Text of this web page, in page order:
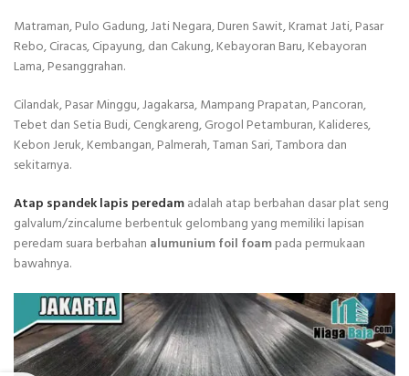
Matraman, Pulo Gadung, Jati Negara, Duren Sawit, Kramat Jati, Pasar
Rebo, Ciracas, Cipayung, dan Cakung, Kebayoran Baru, Kebayoran
Lama, Pesanggrahan.
Cilandak, Pasar Minggu, Jagakarsa, Mampang Prapatan, Pancoran,
Tebet dan Setia Budi, Cengkareng, Grogol Petamburan, Kalideres,
Kebon Jeruk, Kembangan, Palmerah, Taman Sari, Tambora dan
sekitarnya.
Atap spandek lapis peredamadalah atap berbahan dasar plat seng
galvalum/zincalume berbentuk gelombang yang memiliki lapisan
peredam suara berbahan alumunium foil foampada permukaan
bawahnya.